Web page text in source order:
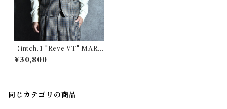
【intch.】"Reve VT" MARL
ING & EVANS Wool Vest B
rown Gun Club インチ "リー
¥30,800
同じカテゴリの商品